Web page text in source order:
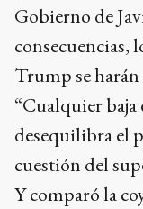
Gobierno de
consecuencias,
Trump se
“Cualquier baja
desequilibra el
cuestión del
Y comparó la